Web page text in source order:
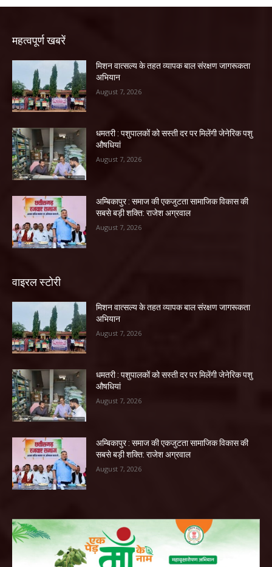
महत्वपूर्ण खबरें
मिशन वात्सल्य के तहत व्यापक बाल संरक्षण जागरूकता
अभियान
August 7, 2026
धमतरी : पशुपालकों को सस्ती दर पर मिलेंगी जेनेरिक पशु
औषधियां
August 7, 2026
अम्बिकापुर : समाज की एकजुटता सामाजिक विकास की
सबसे बड़ी शक्ति: राजेश अग्रवाल
August 7, 2026
वाइरल स्टोरी
मिशन वात्सल्य के तहत व्यापक बाल संरक्षण जागरूकता
अभियान
August 7, 2026
धमतरी : पशुपालकों को सस्ती दर पर मिलेंगी जेनेरिक पशु
औषधियां
August 7, 2026
अम्बिकापुर : समाज की एकजुटता सामाजिक विकास की
सबसे बड़ी शक्ति: राजेश अग्रवाल
August 7, 2026